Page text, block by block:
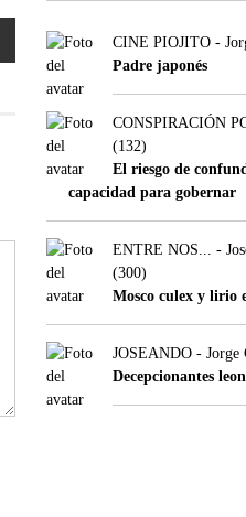
CINE PIOJITO -
Padre japonés
CONSPIRACIÓN
(132)
El riesgo de
capacidad para gobernar
ENTRE NOS... -
(300)
Mosco culex y lirio
JOSEANDO - Jorge
Decepcionantes